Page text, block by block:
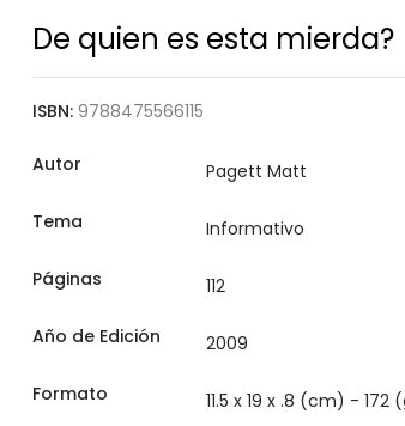
De quien es esta mierda?
ISBN: 9788475566115
Autor
Tema
Páginas
Año de Edición
Formato